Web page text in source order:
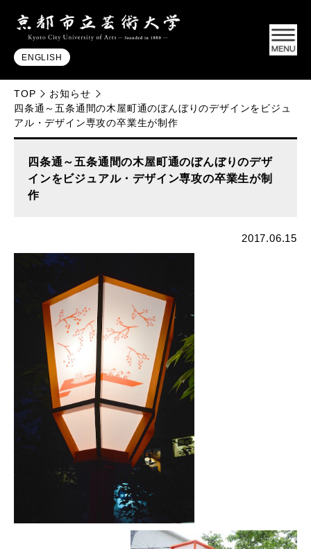
ENGLISH
TOP
お知らせ
四条通～五条通間の木屋町通のぼんぼりのデザインをビジュ
アル・デザイン専攻の卒業生が制作
四条通～五条通間の木屋町通のぼんぼりのデザ
インをビジュアル・デザイン専攻の卒業生が制
作
2017.06.15